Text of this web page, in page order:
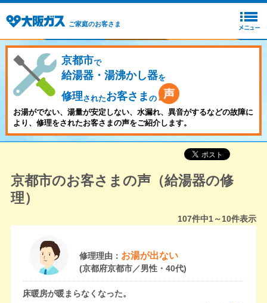
ご家庭のお客さま
京都市で
給湯器・湯沸かし器を
修理されたお客さま の
お湯がでない、湯量が安定しない、水漏れ、異音がするなどの故障に
より、修理をされたお客さまの声をご紹介します。
京都市のお客さまの声（給湯器の修
理）
107件中1～10件表示
修理理由： お湯が出ない
(京都府京都市／男性・40代)
床暖房が暖まらなくなった。